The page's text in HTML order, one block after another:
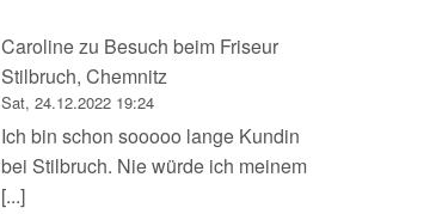
Carolinezu Besuch beim Friseur
Stilbruch, Chemnitz
Sat, 24.12.2022 19:24
Ich bin schon sooooo lange Kundin
bei Stilbruch. Nie würde ich meinem
[...]